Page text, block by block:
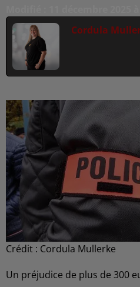
Cordula
Crédit : Cordula Mullerke
Un préjudice de plus de 300